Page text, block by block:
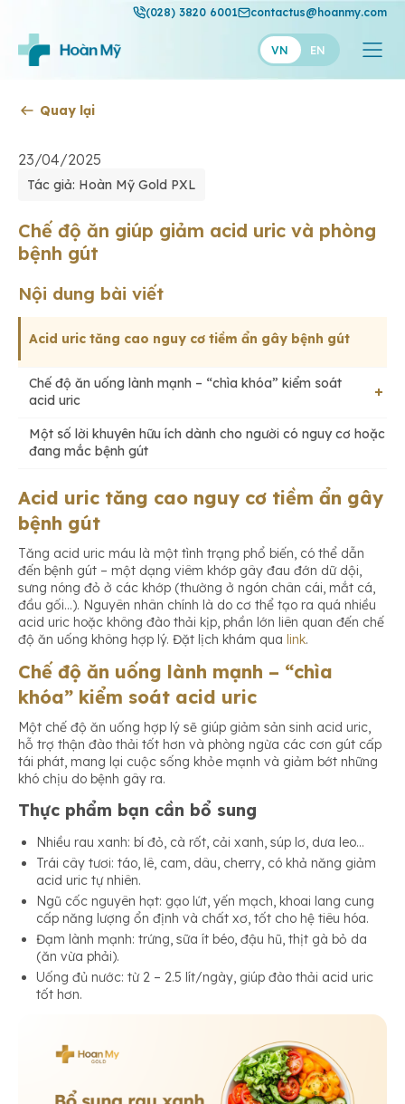
(028) 3820 6001 contactus@hoanmy.com
VN EN
Hạnh Phúc
Thuận Mỹ
Quay lại
23/04/2025
Tác giả: Hoàn Mỹ Gold PXL
Chế độ ăn giúp giảm acid uric và phòng
bệnh gút
Nội dung bài viết
Acid uric tăng cao nguy cơ tiềm ẩn gây bệnh gút
Chế độ ăn uống lành mạnh – “chìa khóa” kiểm soát
acid uric
Thực phẩm bạn cần bổ sung
Thực phẩm bạn cần hạn chế hoặc tránh
Một số lời khuyên hữu ích dành cho người có nguy cơ hoặc
đang mắc bệnh gút
Acid uric tăng cao nguy cơ tiềm ẩn gây
bệnh gút
Tăng acid uric máu là một tình trạng phổ biến, có thể dẫn
đến bệnh gút – một dạng viêm khớp gây đau đớn dữ dội,
sưng nóng đỏ ở các khớp (thường ở ngón chân cái, mắt cá,
đầu gối…). Nguyên nhân chính là do cơ thể tạo ra quá nhiều
acid uric hoặc không đào thải kịp, phần lớn liên quan đến chế
độ ăn uống không hợp lý. Đặt lịch khám qua link.
Chế độ ăn uống lành mạnh – “chìa
khóa” kiểm soát acid uric
Một chế độ ăn uống hợp lý sẽ giúp giảm sản sinh acid uric,
hỗ trợ thận đào thải tốt hơn và phòng ngừa các cơn gút cấp
tái phát, mang lại cuộc sống khỏe mạnh và giảm bớt những
khó chịu do bệnh gây ra.
Thực phẩm bạn cần bổ sung
Nhiều rau xanh: bí đỏ, cà rốt, cải xanh, súp lơ, dưa leo…
Trái cây tươi: táo, lê, cam, dâu, cherry, có khả năng giảm
acid uric tự nhiên.
Ngũ cốc nguyên hạt: gạo lứt, yến mạch, khoai lang cung
cấp năng lượng ổn định và chất xơ, tốt cho hệ tiêu hóa.
Đạm lành mạnh: trứng, sữa ít béo, đậu hũ, thịt gà bỏ da
(ăn vừa phải).
Uống đủ nước: từ 2 – 2.5 lít/ngày, giúp đào thải acid uric
tốt hơn.